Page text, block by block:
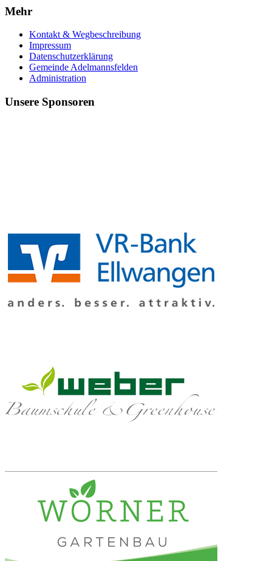
Mehr
Kontakt & Wegbeschreibung
Impressum
Datenschutzerklärung
Gemeinde Adelmannsfelden
Administration
Unsere Sponsoren